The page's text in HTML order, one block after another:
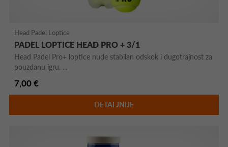
Head Padel Loptice
PADEL LOPTICE HEAD PRO + 3/1
Head Padel Pro+ loptice nude stabilan odskok i dugotrajnost za
pouzdanu igru. ...
7,00 €
DETALJNIJE